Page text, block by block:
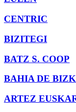
CENTRIC
BIZITEGI
BATZ S. COOP
BAHIA DE
ARTEZ